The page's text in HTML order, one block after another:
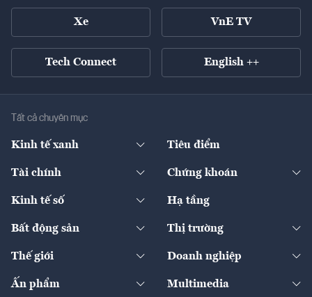
Xe VnE TV
Tech Connect English ++
Tất cả chuyên mục
Kinh tế xanh
Diễn đàn
Tiêu điểm
Tài chính
Ngân hàng
Bảo hiểm
Chứng khoán
Doanh nghiệp niêm yết
Khung pháp lý
Kinh tế số
Sản phẩm - Thị trường
Start-up
Hạ tầng
Bất động sản
Chính sách
Thị trường
Thế giới
Kinh tế
Doanh nghiệp
Ấn phẩm Multimedia